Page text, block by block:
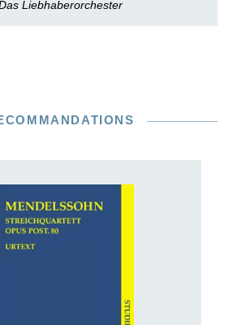
Liebhaberorchester